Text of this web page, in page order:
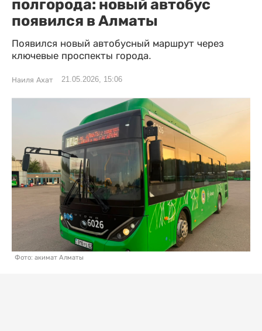
полгорода: новый автобус
появился в Алматы
Появился новый автобусный маршрут через
ключевые проспекты города.
Наиля Ахат 21.05.2026, 15:06
Фото: акимат Алматы